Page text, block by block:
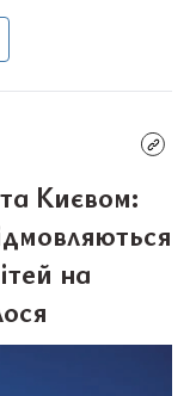
Києвом:
на